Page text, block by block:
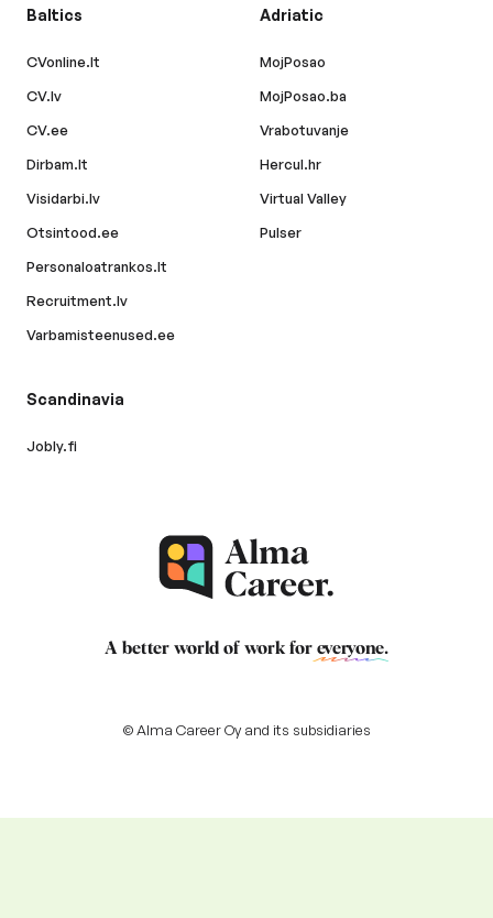
Baltics
CVonline.lt
CV.lv
CV.ee
Dirbam.lt
Visidarbi.lv
Otsintood.ee
Personaloatrankos.lt
Recruitment.lv
Varbamisteenused.ee
Adriatic
MojPosao
MojPosao.ba
Vrabotuvanje
Hercul.hr
Virtual Valley
Pulser
Scandinavia
Jobly.fi
A better world of work for everyone.
© Alma Career Oy and its subsidiaries